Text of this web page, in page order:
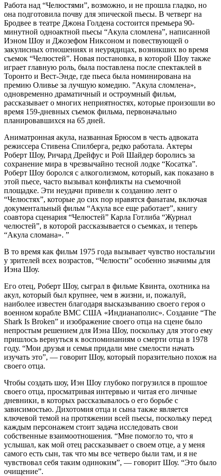
Работа над “Челюстями”, возможно, и не прошла гладко, но
она подготовила почву для эпической пьесы. В четверг на
Бродвее в театре Джона Голдена состоится премьера 90-
минутной одноактной пьесы “Акула сломлена”, написанной
Иэном Шоу и Джозефом Никсоном и повествующей о
закулисных отношениях и неурядицах, возникших во время
съемок “Челюстей”. Новая постановка, в которой Шоу также
играет главную роль, была поставлена после спектаклей в
Торонто и Вест-Энде, где пьеса была номинирована на
премию Оливье за лучшую комедию. ”Акула сломлена»,
одновременно драматичный и остроумный фильм,
рассказывает о многих неприятностях, которые произошли во
время 159-дневных съемок фильма, первоначально
планировавшихся на 65 дней.
Аниматронная акула, названная Брюсом в честь адвоката
режиссера Стивена Спилберга, редко работала. Актеры
Роберт Шоу, Ричард Дрейфус и Рой Шайдер боролись за
сохранение мира в чрезвычайно тесной лодке “Косатка”.
Роберт Шоу боролся с алкоголизмом, который, как показано в
этой пьесе, часто вызывал конфликты на съемочной
площадке. Эти неудачи привели к созданию лент о
“Челюстях”, которые до сих пор нравятся фанатам, включая
документальный фильм “Акула все еще работает”, книгу
соавтора сценария “Челюстей” Карла Готлиба “Журнал
челюстей”, в которой рассказывается о съемках, и теперь
“Акула сломана». ”
В то время как фильм 1975 года вызывает чувство ностальгии
у зрителей всех возрастов, “Челюсти” особенно значимы для
Иэна Шоу.
Его отец, Роберт Шоу, сыграл в фильме Квинта, охотника на
акул, который был крупнее, чем в жизни, и, пожалуй,
наиболее известен благодаря высказыванию своего героя о
военном корабле ВМС США «Индианаполис». Создание “The
Shark Is Broken” и изображение своего отца на сцене было
непростым решением для Иэна Шоу, поскольку для этого ему
пришлось вернуться к воспоминаниям о смерти отца в 1978
году. “Мои друзья и семья придали мне смелости начать
изучать это”, — говорит Шоу, который поразительно похож на
своего отца.
Чтобы создать шоу, Иэн Шоу глубоко погрузился в прошлое
своего отца, просматривая интервью и читая его личные
дневники, в которых рассказывалось о его борьбе с
зависимостью. Дихотомия отца и сына также является
ключевой темой на протяжении всей пьесы, поскольку перед
каждым персонажем стоит задача исследовать свои
собственные взаимоотношения. “Мне помогло то, что я
услышал, как мой отец рассказывает о своем отце, а у меня
самого есть сын, так что мы все четверо были там, и я не
чувствовал себя таким одиноким”, — говорит Шоу. “Это было
очищение”.